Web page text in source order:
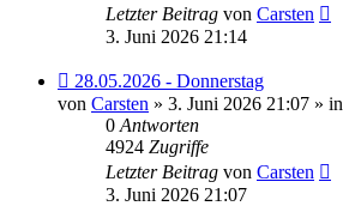
Letzter Beitrag von Carsten
3. Juni 2026 21:14
Neuer
Beitrag
28.05.2026 - Donnerstag
von Carsten » 3. Juni 2026 21:07 » in
0 Antworten
4924 Zugriffe
Letzter Beitrag von Carsten
3. Juni 2026 21:07